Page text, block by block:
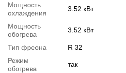
Мощность
охлаждения
3.52 кВт
Мощность
обогрева
3.52 кВт
Тип фреона
R 32
Режим
обогрева
так